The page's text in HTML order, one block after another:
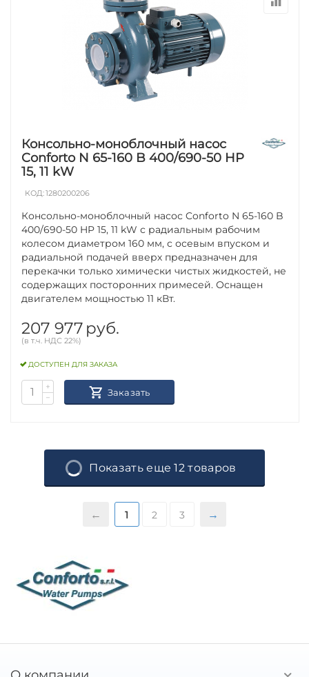
Консольно-моноблочный насос
Conforto N 65-160 B 400/690-50 HP
15, 11 kW
КОД:1280200206
Консольно-моноблочный насос Conforto N 65-160 B
400/690-50 HP 15, 11 kW с радиальным рабочим
колесом диаметром 160 мм, с осевым впуском и
радиальной подачей вверх предназначен для
перекачки только химически чистых жидкостей, не
содержащих посторонних примесей. Оснащен
двигателем мощностью 11 кВт.
207 977 руб.
(в т.ч. НДС 22%)
ДОСТУПЕН ДЛЯ ЗАКАЗА
+
−
Заказать
Показать еще 12 товаров
1 2 3